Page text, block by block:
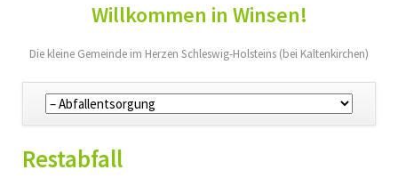
Willkommen in Winsen!
Die kleine Gemeinde im Herzen Schleswig-Holsteins (bei Kaltenkirchen)
Navigation
überspringen
Restabfall